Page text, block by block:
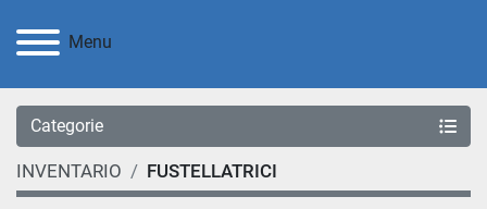
Menu
Categorie
INVENTARIO FUSTELLATRICI